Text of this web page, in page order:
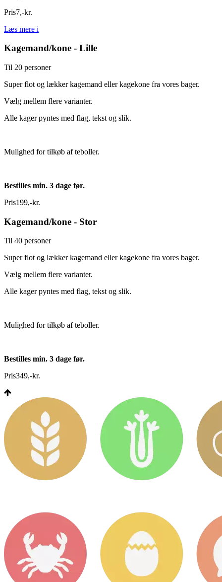
Pris7,-kr.
Læs mere i
Kagemand/kone - Lille
Til 20 personer
Super flot og lækker kagemand eller kagekone fra vores bager.
Vælg mellem flere varianter.
Alle kager pyntes med flag, tekst og slik.
Mulighed for tilkøb af teboller.
Bestilles min. 3 dage før.
Pris199,-kr.
Kagemand/kone - Stor
Til 40 personer
Super flot og lækker kagemand eller kagekone fra vores bager.
Vælg mellem flere varianter.
Alle kager pyntes med flag, tekst og slik.
Mulighed for tilkøb af teboller.
Bestilles min. 3 dage før.
Pris349,-kr.